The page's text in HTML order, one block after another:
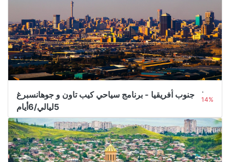
14%
رحلة جنوب أفريقيا - برنامج سياحي كيب تاون و جوهانسبرغ
5ليالي/6أيام